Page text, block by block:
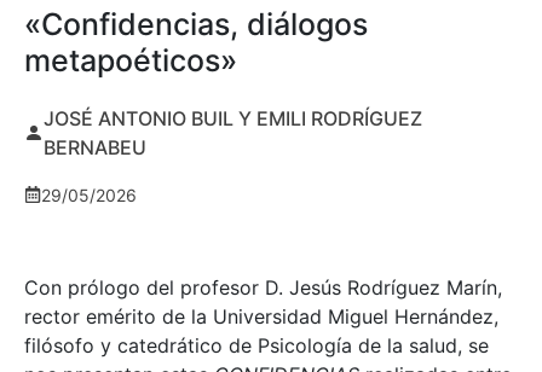
«Confidencias, diálogos
metapoéticos»
JOSÉ ANTONIO BUIL Y EMILI RODRÍGUEZ
BERNABEU
29/05/2026
Con prólogo del profesor D. Jesús Rodríguez Marín,
rector emérito de la Universidad Miguel Hernández,
filósofo y catedrático de Psicología de la salud, se